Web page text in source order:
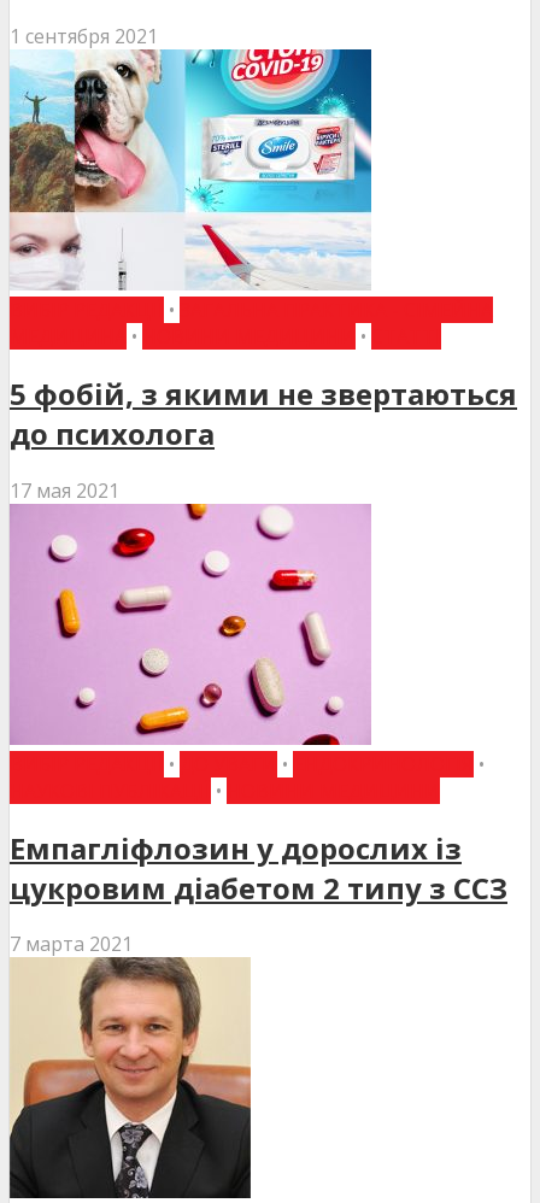
1 сентября 2021
•
• •
5 фобій, з якими не звертаються
до психолога
17 мая 2021
• •
•
•
Емпагліфлозин у дорослих із
цукровим діабетом 2 типу з ССЗ
7 марта 2021